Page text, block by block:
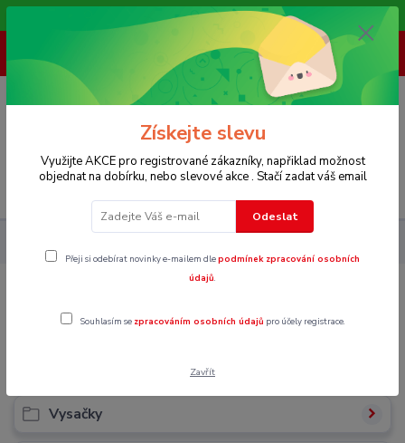
Vítáme Vás na našem e-shopu,. Stále doplňujeme nové produkty.
Menu
(Po-Pá, 8-16 hod.)
0
Vysačky
Získejte slevu
Využijte AKCE pro registrované zákazníky, napřiklad možnost
objednat na dobírku, nebo slevové akce . Stačí zadat váš email
Odeslat
Přeji si odebírat novinky e-mailem dlepodmínek zpracování osobních
údajů.
Souhlasím se zpracováním osobních údajů pro účely registrace.
Zavřít